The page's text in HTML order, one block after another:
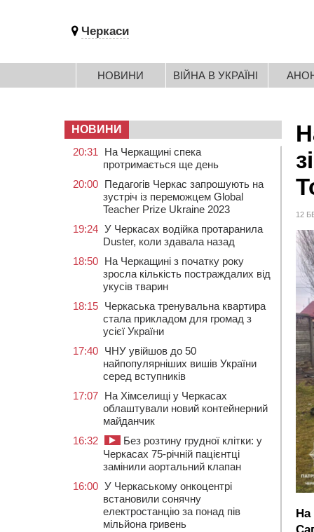
Черкаси
НОВИНИ ВІЙНА В УКРАЇНІ
12
На
НОВИНИ
20:31
На Черкащині спека
протримається ще день
20:00 Педагогів Черкас запрошують на
зустріч із переможцем Global
Teacher Prize Ukraine 2023
19:24 У Черкасах водійка протаранила
Duster, коли здавала назад
18:50 На Черкащині з початку року
зросла кількість постраждалих від
укусів тварин
18:15 Черкаська тренувальна квартира
стала прикладом для громад з
усієї України
17:40 ЧНУ увійшов до 50
найпопулярніших вишів України
серед вступників
17:07 На Хімселищі у Черкасах
облаштували новий контейнерний
майданчик
16:32
Без розтину грудної клітки: у
Черкасах 75-річній пацієнтці
замінили аортальний клапан
16:00 У Черкаському онкоцентрі
встановили сонячну
електростанцію за понад пів
мільйона гривень